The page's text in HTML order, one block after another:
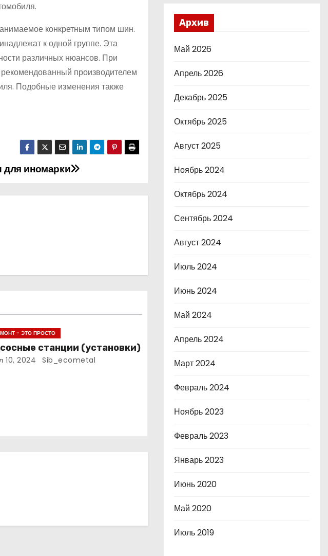
конкретным типом шин.
к одной группе. Эта
различных нюансов. При
производителем
Подобные изменения также
для иномарки
- ЭТО ПРОСТО
станции (установки)
10, 2024 Sib_ecometal
Архив
Май 2026
Апрель 2026
Декабрь 2025
Октябрь 2025
Август 2025
Ноябрь 2024
Октябрь 2024
Сентябрь 2024
Август 2024
Июль 2024
Июнь 2024
Май 2024
Апрель 2024
Март 2024
Февраль 2024
Ноябрь 2023
Февраль 2023
Январь 2023
Июнь 2020
Май 2020
Июль 2019